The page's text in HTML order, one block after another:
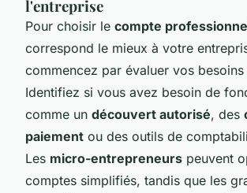
l'entreprise
Pour choisir le compte
correspond le mieux à votre
commencez par évaluer vos
Identifiez si vous avez besoin de
comme un découvert autorisé, des
paiement ou des outils de
Les micro-entrepreneurs peuvent
comptes simplifiés, tandis que les